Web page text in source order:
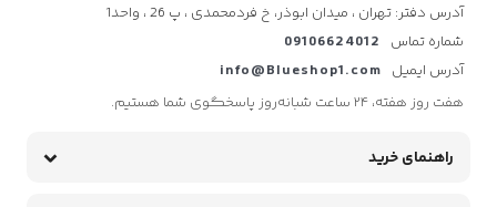
آدرس دفتر: تهران ، میدان ابوذر، خ فردمحمدی ، پ 26 ، واحد1
شماره تماس 09106624012
آدرس ایمیل info@Blueshop1.com
هفت روز هفته، ۲۴ ساعت شبانه‌روز پاسخگوی شما هستیم.
راهنمای خرید